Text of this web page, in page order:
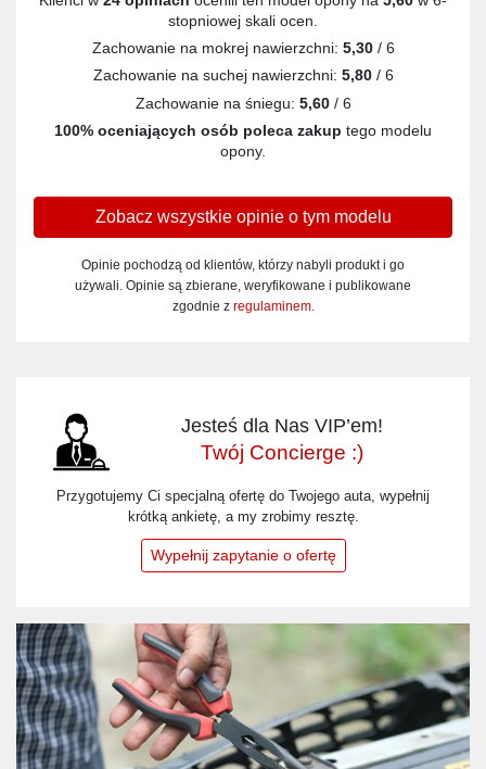
stopniowej skali ocen.
Zachowanie na mokrej nawierzchni: 5,30/ 6
Zachowanie na suchej nawierzchni: 5,80/ 6
Zachowanie na śniegu: 5,60/ 6
100% oceniających osób poleca zakup tego modelu
opony.
Zobacz wszystkie opinie o tym modelu
Opinie pochodzą od klientów, którzy nabyli produkt i go
używali. Opinie są zbierane, weryfikowane i publikowane
zgodnie z regulaminem.
Jesteś dla Nas VIP’em!
Twój Concierge :)
Przygotujemy Ci specjalną ofertę do Twojego auta, wypełnij
krótką ankietę, a my zrobimy resztę.
Wypełnij zapytanie o ofertę